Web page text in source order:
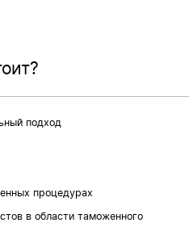
подход
процедурах
в области таможенного